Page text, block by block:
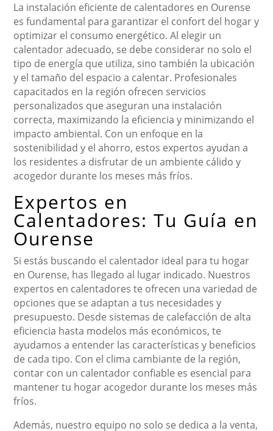
La instalación eficiente de calentadores en Ourense
es fundamental para garantizar el confort del hogar y
optimizar el consumo energético. Al elegir un
calentador adecuado, se debe considerar no solo el
tipo de energía que utiliza, sino también la ubicación
y el tamaño del espacio a calentar. Profesionales
capacitados en la región ofrecen servicios
personalizados que aseguran una instalación
correcta, maximizando la eficiencia y minimizando el
impacto ambiental. Con un enfoque en la
sostenibilidad y el ahorro, estos expertos ayudan a
los residentes a disfrutar de un ambiente cálido y
acogedor durante los meses más fríos.
Expertos en
Calentadores: Tu Guía en
Ourense
Si estás buscando el calentador ideal para tu hogar
en Ourense, has llegado al lugar indicado. Nuestros
expertos en calentadores te ofrecen una variedad de
opciones que se adaptan a tus necesidades y
presupuesto. Desde sistemas de calefacción de alta
eficiencia hasta modelos más económicos, te
ayudamos a entender las características y beneficios
de cada tipo. Con el clima cambiante de la región,
contar con un calentador confiable es esencial para
mantener tu hogar acogedor durante los meses más
fríos.
Además, nuestro equipo no solo se dedica a la venta,